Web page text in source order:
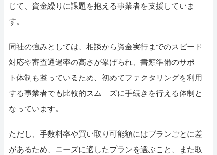
じて、資金繰りに課題を抱える事業者を支援していま
す。
同社の強みとしては、相談から資金実行までのスピード
対応や審査通過率の高さが挙げられ、書類準備のサポー
ト体制も整っているため、初めてファクタリングを利用
する事業者でも比較的スムーズに手続きを行える体制と
なっています。
ただし、手数料率や買い取り可能額にはプランごとに差
があるため、ニーズに適したプランを選ぶこと、また取